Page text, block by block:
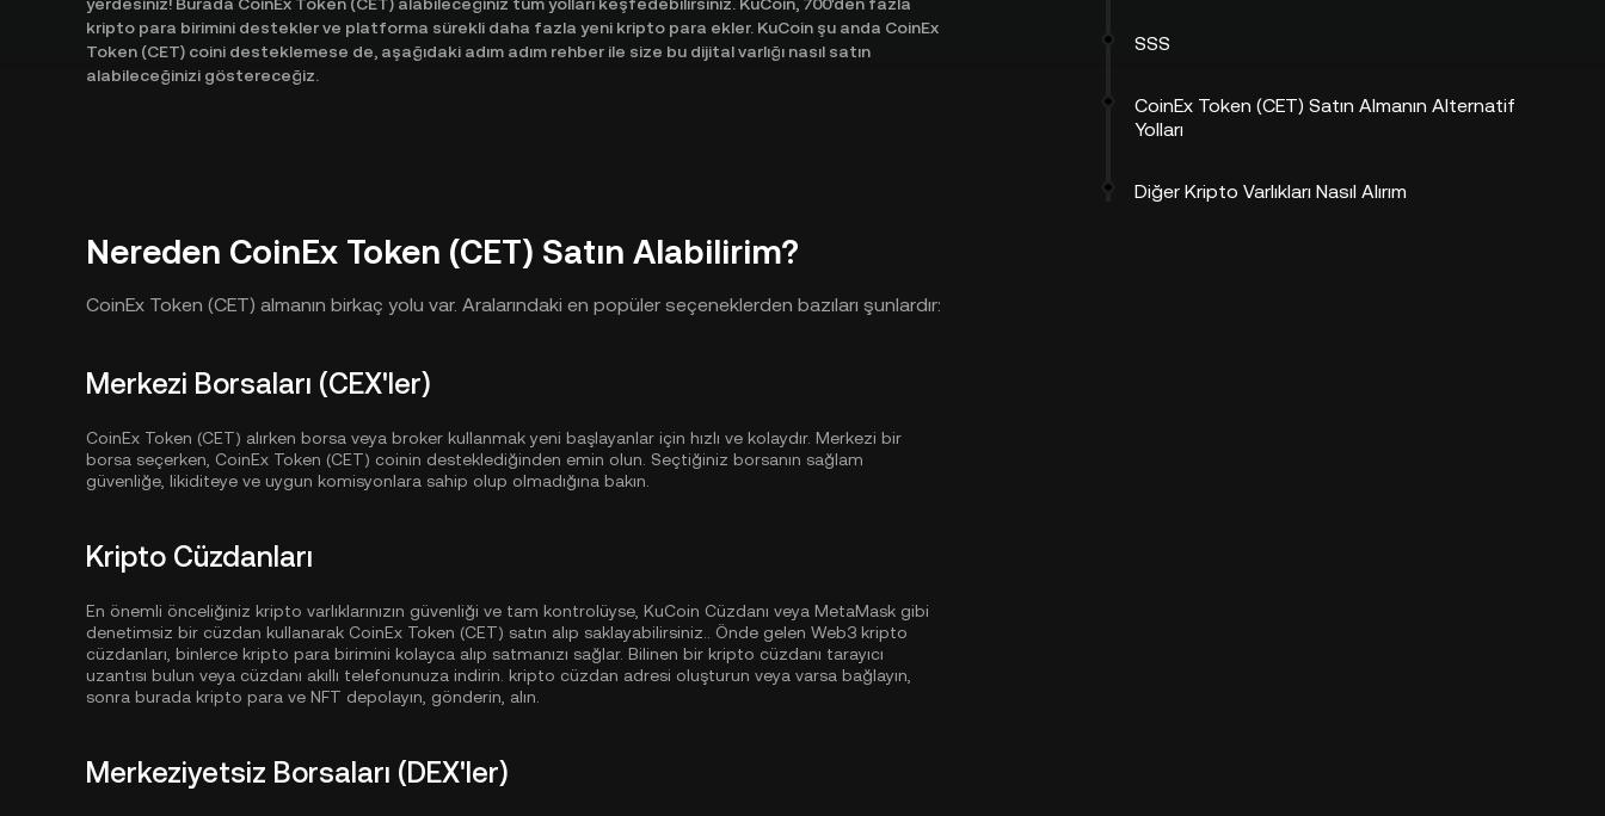
kripto para birimini destekler ve platforma sürekli daha fazla yeni kripto para ekler. KuCoin şu anda CoinEx
Token (CET) coini desteklemese de, aşağıdaki adım adım rehber ile size bu dijital varlığı nasıl satın
alabileceğinizi göstereceğiz.
Nereden CoinEx Token (CET) Satın Alabilirim?
CoinEx Token (CET) almanın birkaç yolu var. Aralarındaki en popüler seçeneklerden bazıları şunlardır:
Merkezi Borsaları (CEX'ler)
CoinEx Token (CET) alırken borsa veya broker kullanmak yeni başlayanlar için hızlı ve kolaydır. Merkezi bir
borsa seçerken, CoinEx Token (CET) coinin desteklediğinden emin olun. Seçtiğiniz borsanın sağlam
güvenliğe, likiditeye ve uygun komisyonlara sahip olup olmadığına bakın.
Kripto Cüzdanları
En önemli önceliğiniz kripto varlıklarınızın güvenliği ve tam kontrolüyse, KuCoin Cüzdanı veya MetaMask gibi
denetimsiz bir cüzdan kullanarak CoinEx Token (CET) satın alıp saklayabilirsiniz.. Önde gelen Web3 kripto
cüzdanları, binlerce kripto para birimini kolayca alıp satmanızı sağlar. Bilinen bir kripto cüzdanı tarayıcı
uzantısı bulun veya cüzdanı akıllı telefonunuza indirin. kripto cüzdan adresi oluşturun veya varsa bağlayın,
sonra burada kripto para ve NFT depolayın, gönderin, alın.
Merkeziyetsiz Borsaları (DEX'ler)
SSS
CoinEx Token (CET) Satın Almanın Alternatif
Yolları
Diğer Kripto Varlıkları Nasıl Alırım